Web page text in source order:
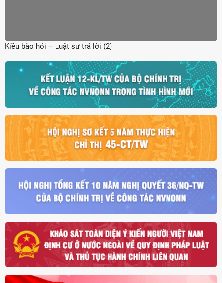
Kiều bào hỏi – Luật sư trả lời (2)